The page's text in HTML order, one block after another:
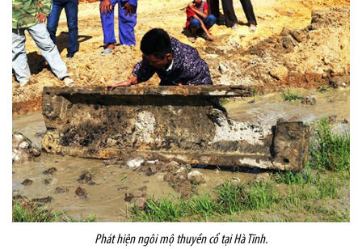
Phát hiện ngôi mộ thuyền cổ tại Hà Tĩnh.